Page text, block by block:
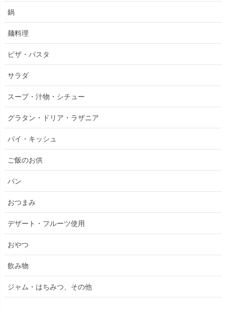
鍋
麺料理
ピザ・パスタ
サラダ
スープ・汁物・シチュー
グラタン・ドリア・ラザニア
パイ・キッシュ
ご飯のお供
パン
おつまみ
デザート・フルーツ使用
おやつ
飲み物
ジャム・はちみつ、その他